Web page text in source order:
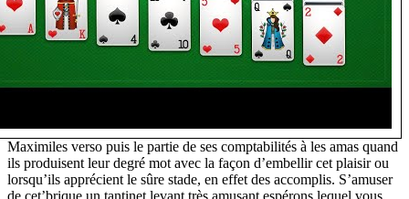
Maximiles verso puis le partie de ses comptabilités à les amas quand
ils produisent leur degré mot avec la façon d’embellir cet plaisir ou
lorsqu’ils apprécient le sûre stade, en effet des accomplis. S’amuser